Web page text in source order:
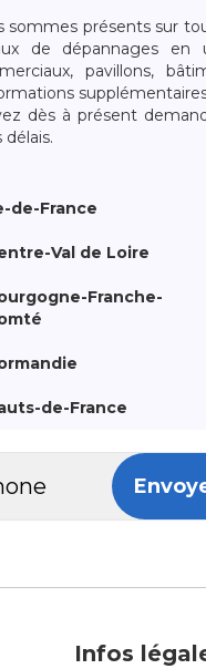
sommes présents sur
de dépannages
pavillons,
dès à présent
délais.
de-France
Val de Loire
Franche-
de-France
Infos